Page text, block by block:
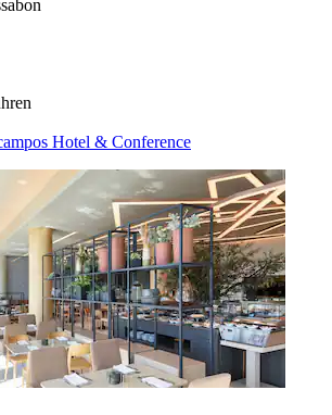
Hotel & Conference